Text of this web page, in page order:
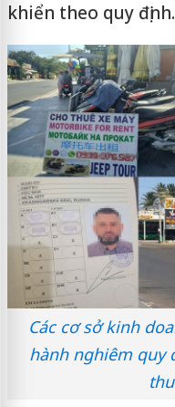
khiển theo quy định.
Các cơ sở kinh
hành nghiêm quy